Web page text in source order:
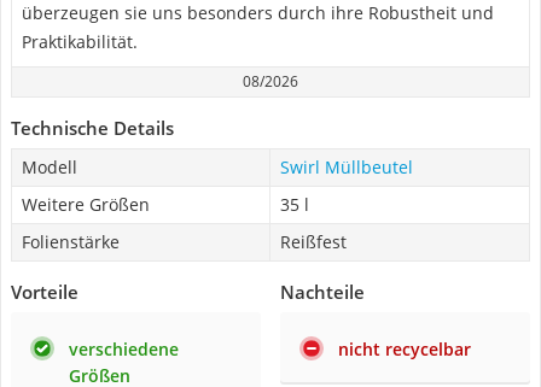
überzeugen sie uns besonders durch ihre Robustheit und
Praktikabilität.
08/2026
Technische Details
Modell
Swirl Müllbeutel
Weitere Größen
35 l
Folienstärke
Reißfest
Vorteile
verschiedene
Größen
Nachteile
nicht recycelbar